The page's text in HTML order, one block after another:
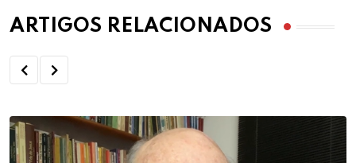
ARTIGOS RELACIONADOS